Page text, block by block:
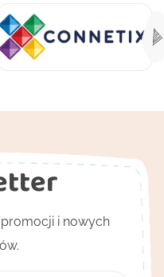
i nowych